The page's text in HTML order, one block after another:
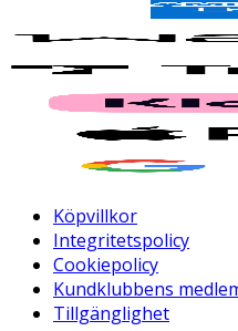
Köpvillkor
Integritetspolicy
Cookiepolicy
Kundklubbens
Tillgänglighet